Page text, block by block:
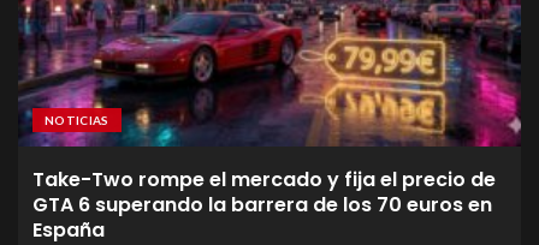
NOTICIAS
Take-Two rompe el mercado y fija el precio de
GTA 6 superando la barrera de los 70 euros en
España